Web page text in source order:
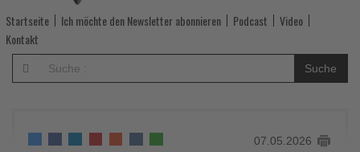
sofort
im
neuen
Startseite Ich möchte den Newsletter abonnieren Podcast
Video
Kontakt
Suche
07.05.2026